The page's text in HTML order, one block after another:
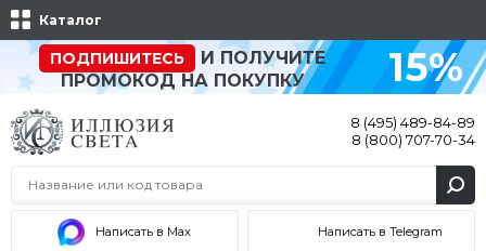
Каталог
ПОДПИШИТЕСЬ
И ПОЛУЧИТЕ
ПРОМОКОД НА ПОКУПКУ
15%
8 (495) 489-84-89
8 (800) 707-70-34
Написать в Max Написать в Telegram